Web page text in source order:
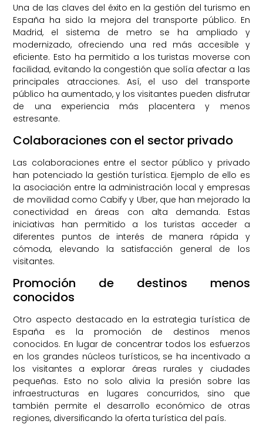
Una de las claves del éxito en la gestión del turismo en
España ha sido la mejora del transporte público. En
Madrid, el sistema de metro se ha ampliado y
modernizado, ofreciendo una red más accesible y
eficiente. Esto ha permitido a los turistas moverse con
facilidad, evitando la congestión que solía afectar a las
principales atracciones. Así, el uso del transporte
público ha aumentado, y los visitantes pueden disfrutar
de una experiencia más placentera y menos
estresante.
Colaboraciones con el sector privado
Las colaboraciones entre el sector público y privado
han potenciado la gestión turística. Ejemplo de ello es
la asociación entre la administración local y empresas
de movilidad como Cabify y Uber, que han mejorado la
conectividad en áreas con alta demanda. Estas
iniciativas han permitido a los turistas acceder a
diferentes puntos de interés de manera rápida y
cómoda, elevando la satisfacción general de los
visitantes.
Promoción de destinos menos
conocidos
Otro aspecto destacado en la estrategia turística de
España es la promoción de destinos menos
conocidos. En lugar de concentrar todos los esfuerzos
en los grandes núcleos turísticos, se ha incentivado a
los visitantes a explorar áreas rurales y ciudades
pequeñas. Esto no solo alivia la presión sobre las
infraestructuras en lugares concurridos, sino que
también permite el desarrollo económico de otras
regiones, diversificando la oferta turística del país.